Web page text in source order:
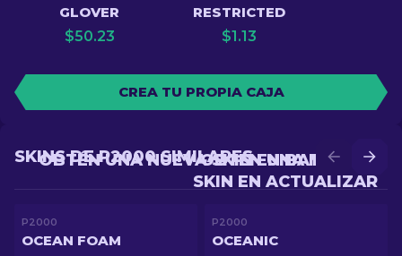
GLOVER
$50.23
RESTRICTED
$1.13
CREA TU PROPIA CAJA
OBTÉN UNA MEJOR
SKIN EN ACTUALIZAR
OBTÉN UNA NUEVA SKIN EN BATALLA
SKINS DE P2000 SIMILARES
P2000
OCEAN FOAM
P2000
OCEANIC